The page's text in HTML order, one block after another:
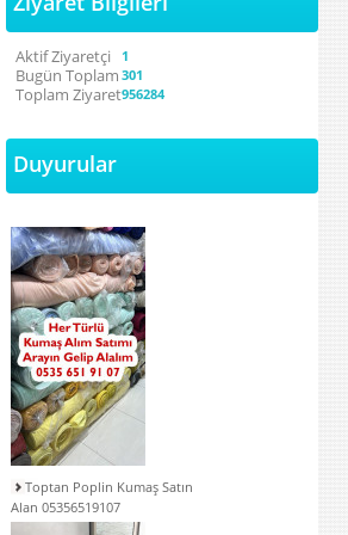
Aktif Ziyaretçi 1
Bugün Toplam 301
Toplam Ziyaret956284
Duyurular
Toptan Poplin Kumaş Satın
Alan 05356519107